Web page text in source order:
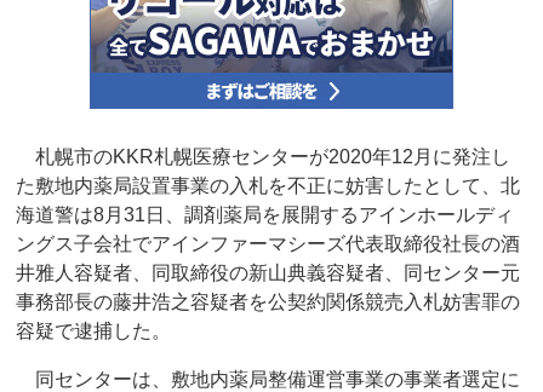
札幌市のKKR札幌医療センターが2020年12月に発注し
た敷地内薬局設置事業の入札を不正に妨害したとして、北
海道警は8月31日、調剤薬局を展開するアインホールディ
ングス子会社でアインファーマシーズ代表取締役社長の酒
井雅人容疑者、同取締役の新山典義容疑者、同センター元
事務部長の藤井浩之容疑者を公契約関係競売入札妨害罪の
容疑で逮捕した。
同センターは、敷地内薬局整備運営事業の事業者選定に